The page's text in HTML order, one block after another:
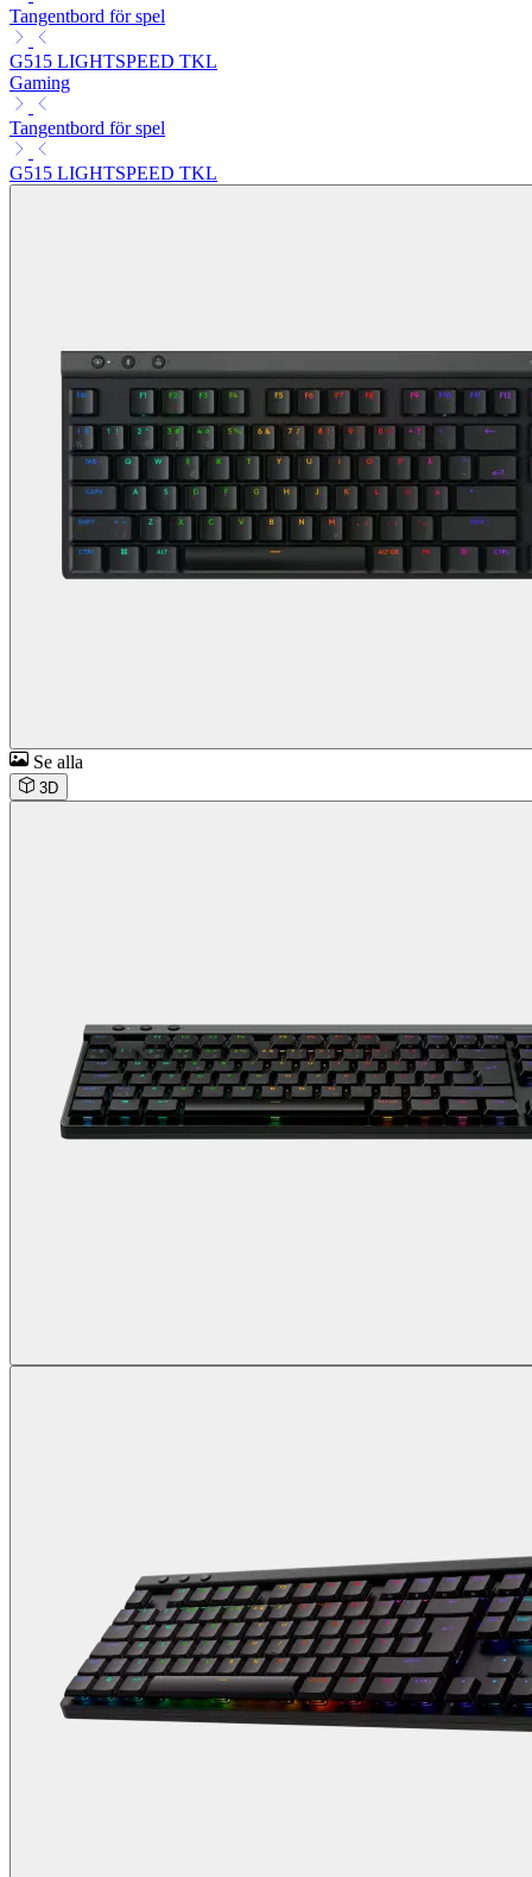
Tangentbord för spel
G515 LIGHTSPEED TKL
Gaming
Tangentbord för spel
G515 LIGHTSPEED TKL
Se alla
3D